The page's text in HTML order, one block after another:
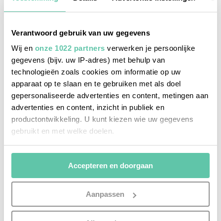
Verantwoord gebruik van uw gegevens
Wij en onze 1022 partners verwerken je persoonlijke
gegevens (bijv. uw IP-adres) met behulp van
technologieën zoals cookies om informatie op uw
apparaat op te slaan en te gebruiken met als doel
gepersonaliseerde advertenties en content, metingen aan
advertenties en content, inzicht in publiek en
productontwikkeling. U kunt kiezen wie uw gegevens
gebruikt en met welke doelen.
Als u het toestaat, willen we ook graag:
Informatie verzamelen over uw geografische
locatie, die tot een paar meter nauwkeurig kan zijn
Uw apparaat identificeren door het actief te
scannen op specifieke eigenschappen (fingerprinting)
Accepteren en doorgaan
Aanpassen
reise-inspiration